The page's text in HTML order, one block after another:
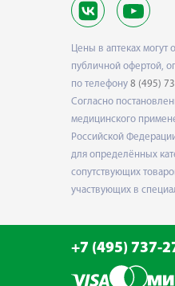
Цены в аптеках могут
публичной офертой,
по телефону 8 (495)
Согласно
медицинского
Российской
для определённых
сопутствующих
участвующих в
+7 (495) 737-